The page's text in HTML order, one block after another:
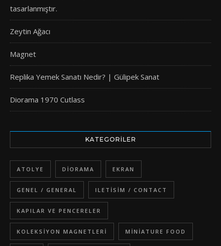
tasarlanmıştır.
Zeytin Ağacı
Magnet
Replika Yemek Sanatı Nedir? | Gülipek Sanat
Diorama 1970 Cutlass
KATEGORILER
ATOLYE DIORAMA EKRAN
GENEL / GENERAL ILETISIM / CONTACT
KAPILAR VE PENCERELER
KOLEKSIYON MAGNETLERI MINIATURE FOOD